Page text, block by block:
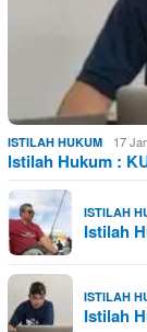
ISTILAH HUKUM 17
Istilah Hukum :
ISTILAH
Istilah
ISTILAH
Istilah